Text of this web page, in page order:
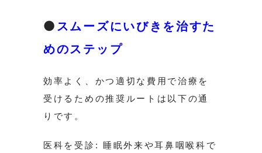
⚫️ スムーズにいびきを治すた
めのステップ
効率よく、かつ適切な費用で治療を
受けるための推奨ルートは以下の通
りです。
医科を受診: 睡眠外来や耳鼻咽喉科で